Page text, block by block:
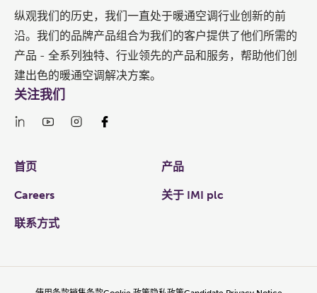
纵观我们的历史，我们一直处于暖通空调行业创新的前
沿。我们的品牌产品组合为我们的客户提供了他们所需的
产品 - 全系列独特、行业领先的产品和服务，帮助他们创
建出色的暖通空调解决方案。
Links
首页 产品
Careers 关于 IMI plc
联系方式
关注我们